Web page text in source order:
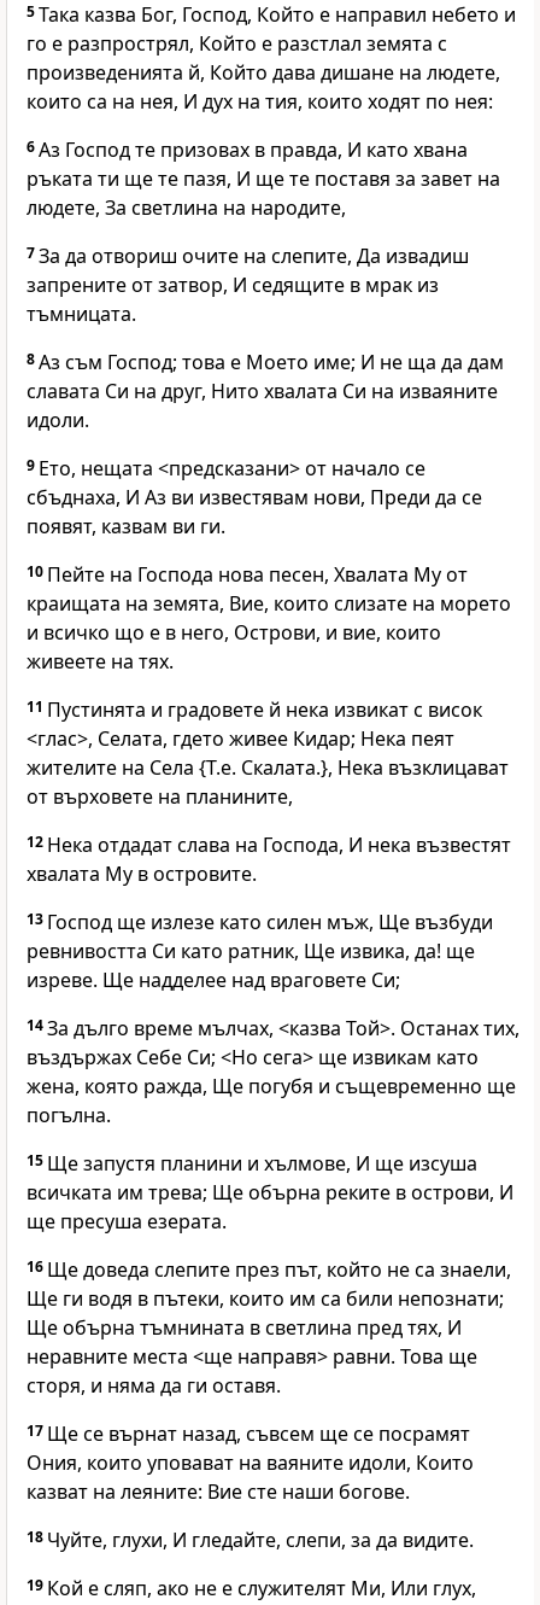
5Така казва Бог, Господ, Който е направил небето и
го е разпрострял, Който е разстлал земята с
произведенията й, Който дава дишане на людете,
които са на нея, И дух на тия, които ходят по нея:
6Аз Господ те призовах в правда, И като хвана
ръката ти ще те пазя, И ще те поставя за завет на
людете, За светлина на народите,
7За да отвориш очите на слепите, Да извадиш
запрените от затвор, И седящите в мрак из
тъмницата.
8Аз съм Господ; това е Моето име; И не ща да дам
славата Си на друг, Нито хвалата Си на изваяните
идоли.
9 Ето, нещата <предсказани> от начало се
сбъднаха, И Аз ви известявам нови, Преди да се
появят, казвам ви ги.
10 Пейте на Господа нова песен, Хвалата Му от
краищата на земята, Вие, които слизате на морето
и всичко що е в него, Острови, и вие, които
живеете на тях.
11 Пустинята и градовете й нека извикат с висок
<глас>, Селата, гдето живее Кидар; Нека пеят
жителите на Села {Т.е. Скалата.}, Нека възклицават
от върховете на планините,
12 Нека отдадат слава на Господа, И нека възвестят
хвалата Му в островите.
13 Господ ще излезе като силен мъж, Ще възбуди
ревнивостта Си като ратник, Ще извика, да! ще
изреве. Ще надделее над враговете Си;
14За дълго време мълчах, <казва Той>. Останах тих,
въздържах Себе Си; <Но сега> ще извикам като
жена, която ражда, Ще погубя и същевременно ще
погълна.
15 Ще запустя планини и хълмове, И ще изсуша
всичката им трева; Ще обърна реките в острови, И
ще пресуша езерата.
16 Ще доведа слепите през път, който не са знаели,
Ще ги водя в пътеки, които им са били непознати;
Ще обърна тъмнината в светлина пред тях, И
неравните места <ще направя> равни. Това ще
сторя, и няма да ги оставя.
17 Ще се върнат назад, съвсем ще се посрамят
Ония, които уповават на ваяните идоли, Които
казват на леяните: Вие сте наши богове.
18 Чуйте, глухи, И гледайте, слепи, за да видите.
19 Кой е сляп, ако не е служителят Ми, Или глух,